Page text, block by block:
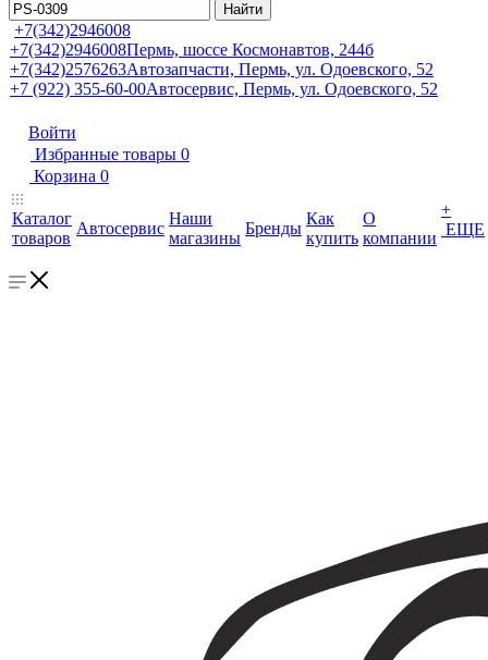
Найти
+7(342)2946008
+7(342)2946008Пермь, шоссе Космонавтов, 244б
+7(342)2576263Автозапчасти, Пермь, ул. Одоевского, 52
+7 (922) 355-60-00Автосервис, Пермь, ул. Одоевского, 52
Войти
Избранные товары 0
Корзина 0
Каталог
товаров
Автосервис
Наши
магазины
Бренды
Как
купить
О
компании
+
ЕЩЕ